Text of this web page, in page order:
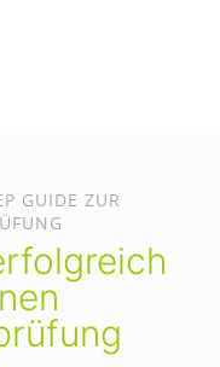
GUIDE ZUR